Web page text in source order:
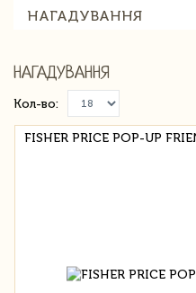
НАГАДУВАННЯ
НАГАДУВАННЯ
Кол-во:
FISHER PRICE POP-UP